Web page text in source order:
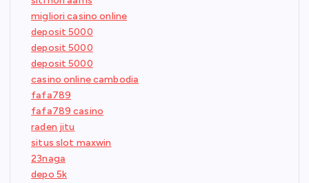
migliori casino online
deposit 5000
deposit 5000
deposit 5000
casino online cambodia
fafa789
fafa789 casino
raden jitu
situs slot maxwin
23naga
depo 5k